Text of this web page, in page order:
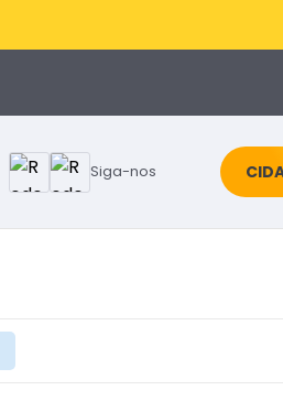
Siga-nos